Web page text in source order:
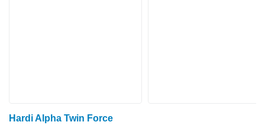
Hardi Alpha Twin Force